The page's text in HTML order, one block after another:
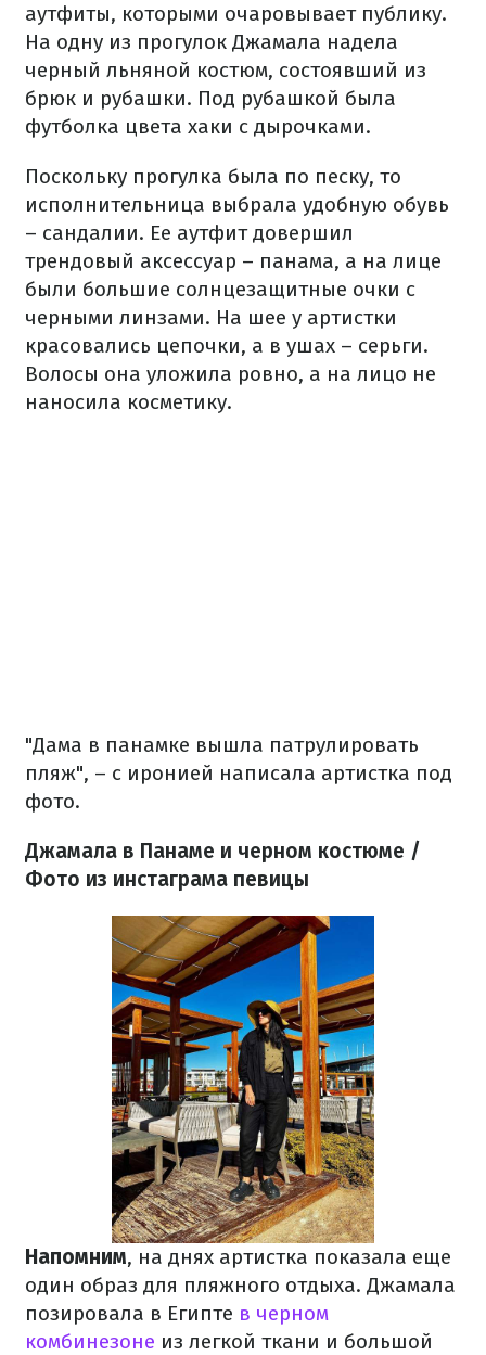
аутфиты, которыми очаровывает публику.
На одну из прогулок Джамала надела
черный льняной костюм, состоявший из
брюк и рубашки. Под рубашкой была
футболка цвета хаки с дырочками.
Поскольку прогулка была по песку, то
исполнительница выбрала удобную обувь
– сандалии. Ее аутфит довершил
трендовый аксессуар – панама, а на лице
были большие солнцезащитные очки с
черными линзами. На шее у артистки
красовались цепочки, а в ушах – серьги.
Волосы она уложила ровно, а на лицо не
наносила косметику.
"Дама в панамке вышла патрулировать
пляж", – с иронией написала артистка под
фото.
Джамала в Панаме и черном костюме /
Фото из инстаграма певицы
Напомним, на днях артистка показала еще
один образ для пляжного отдыха. Джамала
позировала в Египте в черном
комбинезоне из легкой ткани и большой